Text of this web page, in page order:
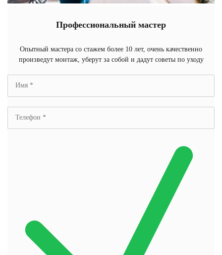
Профессиональный мастер
Опытный мастера со стажем более 10 лет, очень качественно
произведут монтаж, уберут за собой и дадут советы по уходу